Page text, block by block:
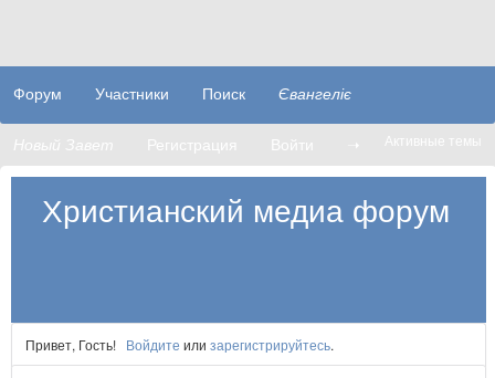
Христианский медиа форум
Форум Участники Поиск Євангеліє
Новый Завет Регистрация Войти ➝ Активные темы
Привет, Гость! Войдите или зарегистрируйтесь.